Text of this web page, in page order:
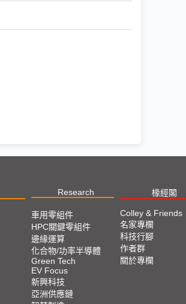
Research 椽經閣
車用零組件
HPC關鍵零組件
邊緣運算
化合物/功率半導體
Green Tech
EV Focus
新興科技
亞洲供應鏈
Colley & Friends
名家專欄
科技行腳
作者群
關於專欄